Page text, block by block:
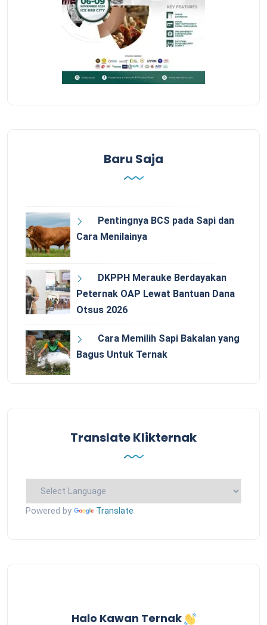
Baru Saja
Pentingnya BCS pada Sapi dan
Cara Menilainya
DKPPH Merauke Berdayakan
Peternak OAP Lewat Bantuan Dana
Otsus 2026
Cara Memilih Sapi Bakalan yang
Bagus Untuk Ternak
Translate Klikternak
Powered by Translate
Halo Kawan Ternak